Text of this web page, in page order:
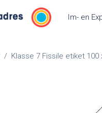
Im- en
Klasse 7 Fissile etiket 100